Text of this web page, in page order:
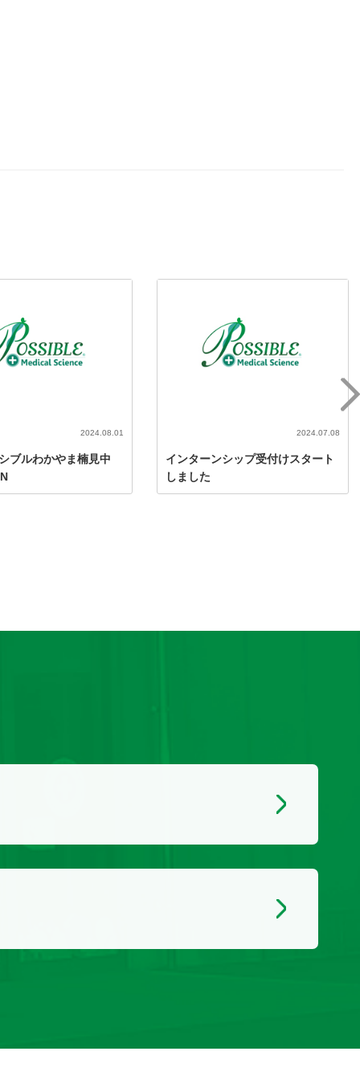
2024.08.01
ブルわかやま楠見中
2024.07.08
インターンシップ受付けスタート
しました